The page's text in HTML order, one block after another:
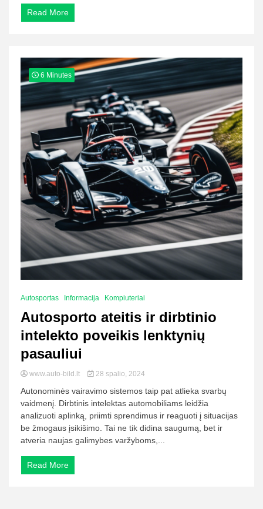
Read More
6 Minutes
Autosportas Informacija Kompiuteriai
Autosporto ateitis ir dirbtinio
intelekto poveikis lenktynių
pasauliui
www.auto-bild.lt 28 spalio, 2024
Autonominės vairavimo sistemos taip pat atlieka svarbų
vaidmenį. Dirbtinis intelektas automobiliams leidžia
analizuoti aplinką, priimti sprendimus ir reaguoti į situacijas
be žmogaus įsikišimo. Tai ne tik didina saugumą, bet ir
atveria naujas galimybes varžyboms,...
Read More